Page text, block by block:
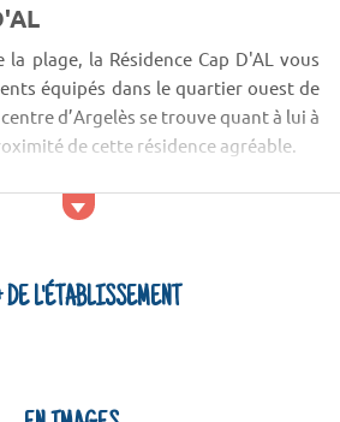
la plage, la Résidence Cap D'AL vous
équipés dans le quartier ouest de
d’Argelès se trouve quant à lui à
de cette résidence agréable.
DE L'ÉTABLISSEMENT